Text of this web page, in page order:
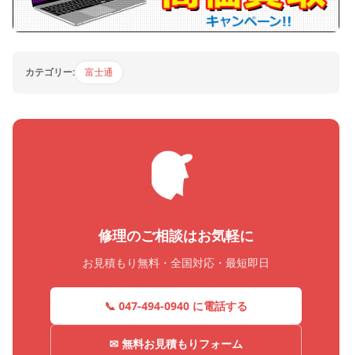
カテゴリー: 富士通
修理のご相談はお気軽に
お見積もり無料・全国対応・最短即日
📞 047-494-0940 に電話する
✉ 無料お見積もりフォーム